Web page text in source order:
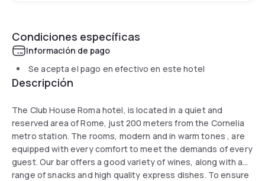
Condiciones específicas
Información de pago
Se acepta el pago en efectivo en este hotel
Descripción
The Club House Roma hotel, is located in a quiet and
reserved area of Rome, just 200 meters from the Cornelia
metro station. The rooms, modern and in warm tones , are
equipped with every comfort to meet the demands of every
guest. Our bar offers a good variety of wines, along with a
range of snacks and high quality express dishes. To ensure